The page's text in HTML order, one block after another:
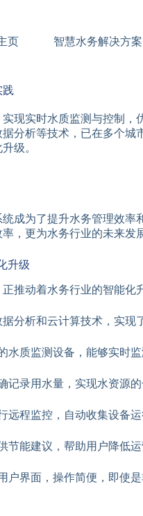
页 智慧水务解决方案
践
现实时水质监测与控制，
分析等技术，已在多个城
级。
成为了提升水务管理效
，更为水务行业的未来
升级
推动着水务行业的智能化
分析和云计算技术，实
水质监测设备，能够实时
记录用水量，实现水资源
远程监控，自动收集设备
节能建议，帮助用户降低运
户界面，操作简便，即使是